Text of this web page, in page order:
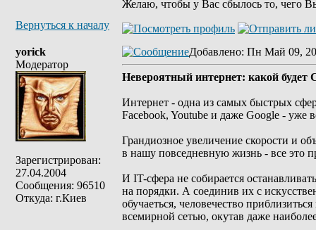
Желаю, чтобы у Вас сбылось то, чего
Вернуться к началу
yorick
Модератор
Зарегистрирован:
27.04.2004
Сообщения: 96510
Откуда: г.Киев
Добавлено: Пн Май 09,
Невероятный интернет: какой будет
Интернет - одна из самых быстрых
Facebook, Youtube и даже Google - уже
Грандиозное увеличение скорости и
в нашу повседневную жизнь - все это
И IT-сфера не собирается
на порядки. А соединив их с
обучаеться, человечество
всемирной сетью, окутав даже